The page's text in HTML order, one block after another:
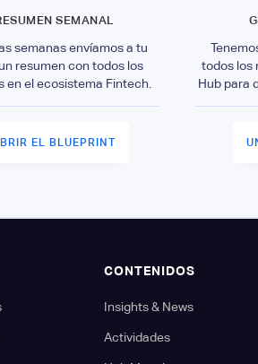
SEMANAL
semanas envíamos a tu
resumen con todos los
en el ecosistema Fintech.
EL BLUEPRINT
todos los
Hub para
CONTENIDOS
Insights & News
Actividades